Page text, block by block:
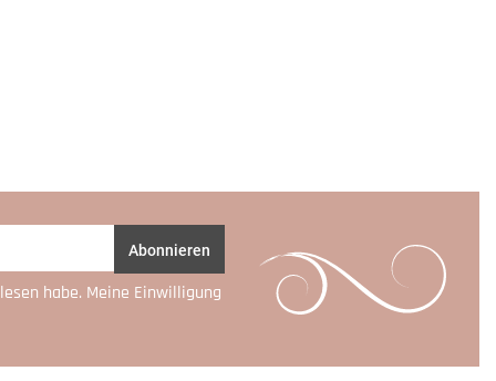
Abonnieren
habe. Meine Einwilligung